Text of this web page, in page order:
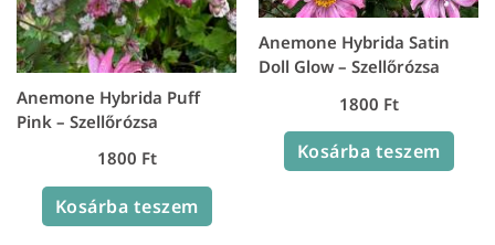
Anemone Hybrida Puff
Pink – Szellőrózsa
1800 Ft
Kosárba teszem
Anemone Hybrida Satin
Doll Glow – Szellőrózsa
1800 Ft
Kosárba teszem